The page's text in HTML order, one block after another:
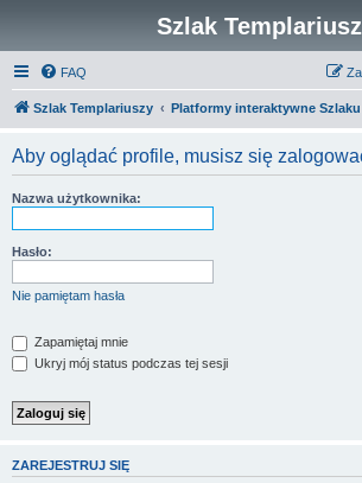
Szlak
FAQ
Szlak Templariuszy Platformy interaktywne
Aby oglądać profile, musisz się
Nazwa użytkownika:
Hasło:
Nie pamiętam hasła
Zapamiętaj mnie
Ukryj mój status podczas tej sesji
ZAREJESTRUJ SIĘ